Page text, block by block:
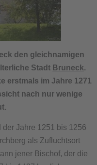
den gleichnamigen
Stadt Bruneck.
erstmals im Jahre 1271
nach nur wenige
Jahre 1251 bis 1256
als Zufluchtsort
jener Bischof, der die